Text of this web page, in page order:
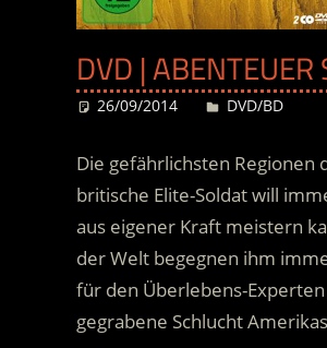
DVD |
26/09/2014 Desiree
DVD/BD
Die gefährlichsten Regionen
britische Elite-Soldat will
aus eigener Kraft meistern
der Welt begegnen ihm
für den Überlebens-
gegrabene Schlucht